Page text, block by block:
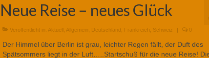
Neue Reise – neues Glück
Veröffentlicht in: Aktuell Allgemein Deutschland Frankreich Schweiz 0
Der Himmel über Berlin ist grau, leichter Regen fällt, der Duft des
Spätsommers liegt in der Luft…..Startschuß für die neue Reise!